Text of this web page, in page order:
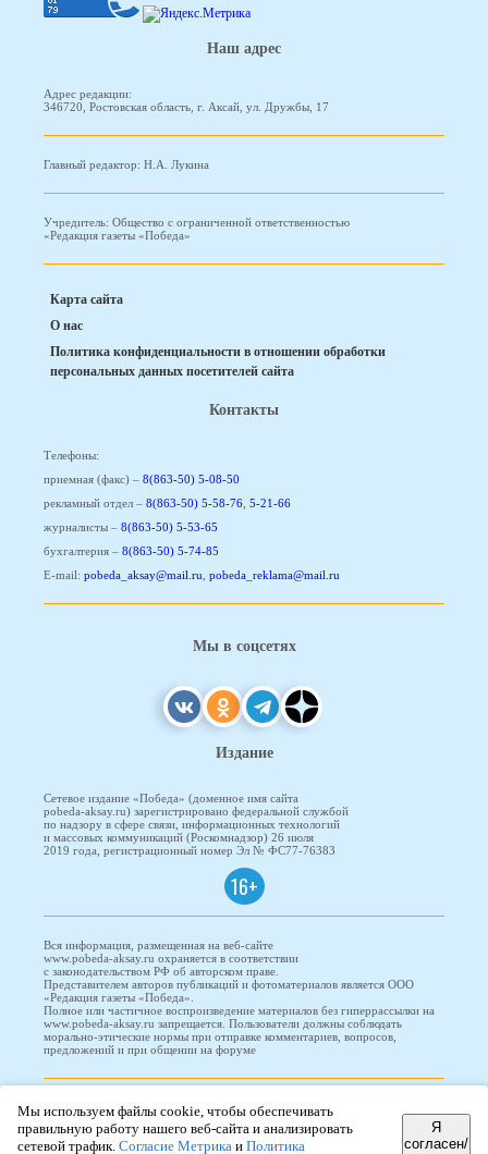
Наш адрес
Адрес редакции:
346720, Ростовская область, г. Аксай, ул. Дружбы, 17
Главный редактор: Н.А. Лукина
Учредитель: Общество с ограниченной ответственностью
«Редакция газеты «Победа»
Карта сайта
О нас
Политика конфиденциальности в отношении обработки
персональных данных посетителей сайта
Контакты
Телефоны:
приемная (факс) – 8(863-50) 5-08-50
рекламный отдел – 8(863-50) 5-58-76, 5-21-66
журналисты – 8(863-50) 5-53-65
бухгалтерия – 8(863-50) 5-74-85
E-mail: pobeda_aksay@mail.ru, pobeda_reklama@mail.ru
Мы в соцсетях
Издание
Сетевое издание «Победа» (доменное имя сайта
pobeda-aksay.ru) зарегистрировано федеральной службой
по надзору в сфере связи, информационных технологий
и массовых коммуникаций (Роскомнадзор) 26 июля
2019 года, регистрационный номер Эл № ФС77-76383
16+
Вся информация, размещенная на веб-сайте
www.pobeda-aksay.ru охраняется в соответствии
с законодательством РФ об авторском праве.
Представителем авторов публикаций и фотоматериалов является ООО
«Редакция газеты «Победа».
Полное или частичное воспроизведение материалов без гиперрассылки на
www.pobeda-aksay.ru запрещается. Пользователи должны соблюдать
морально-этические нормы при отправке комментариев, вопросов,
предложений и при общении на форуме
ПОБЕДА © 2010-2026
Мы используем файлы cookie, чтобы обеспечивать
правильную работу нашего веб-сайта и анализировать
сетевой трафик. Согласие Метрика и Политика
Я
согласен/